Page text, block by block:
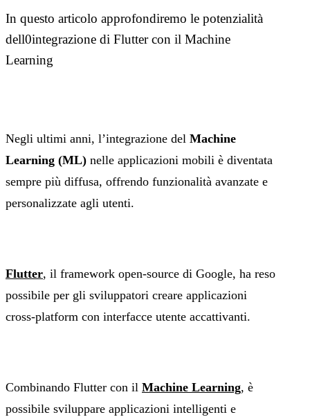
In questo articolo approfondiremo le potenzialità
dell0integrazione di Flutter con il Machine
Learning
Negli ultimi anni, l’integrazione del Machine
Learning (ML) nelle applicazioni mobili è diventata
sempre più diffusa, offrendo funzionalità avanzate e
personalizzate agli utenti.
Flutter, il framework open-source di Google, ha reso
possibile per gli sviluppatori creare applicazioni
cross-platform con interfacce utente accattivanti.
Combinando Flutter con il Machine Learning, è
possibile sviluppare applicazioni intelligenti e